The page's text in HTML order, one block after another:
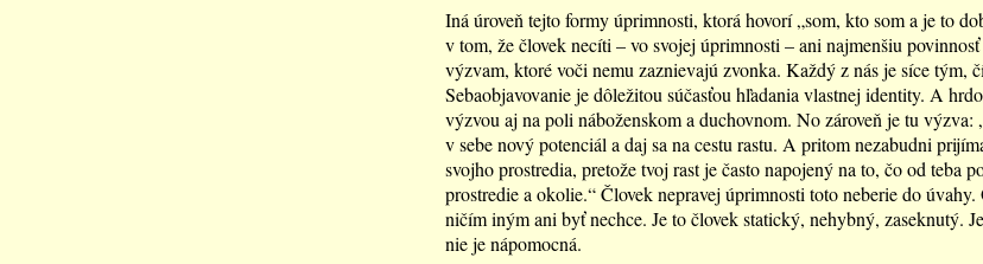
Iná úroveň tejto formy úprimnosti, ktorá hovorí „som, kto som a je to
v tom, že človek necíti – vo svojej úprimnosti – ani najmenšiu povinnosť
výzvam, ktoré voči nemu zaznievajú zvonka. Každý z nás je síce tým,
Sebaobjavovanie je dôležitou súčasťou hľadania vlastnej identity. A
výzvou aj na poli náboženskom a duchovnom. No zároveň je tu výzva:
v sebe nový potenciál a daj sa na cestu rastu. A pritom nezabudni
svojho prostredia, pretože tvoj rast je často napojený na to, čo od teba
prostredie a okolie.“ Človek nepravej úprimnosti toto neberie do
ničím iným ani byť nechce. Je to človek statický, nehybný, zaseknutý.
nie je nápomocná.